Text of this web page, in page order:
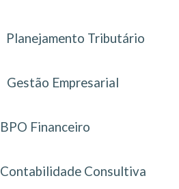
Planejamento Tributário
Gestão Empresarial
BPO Financeiro
Contabilidade Consultiva